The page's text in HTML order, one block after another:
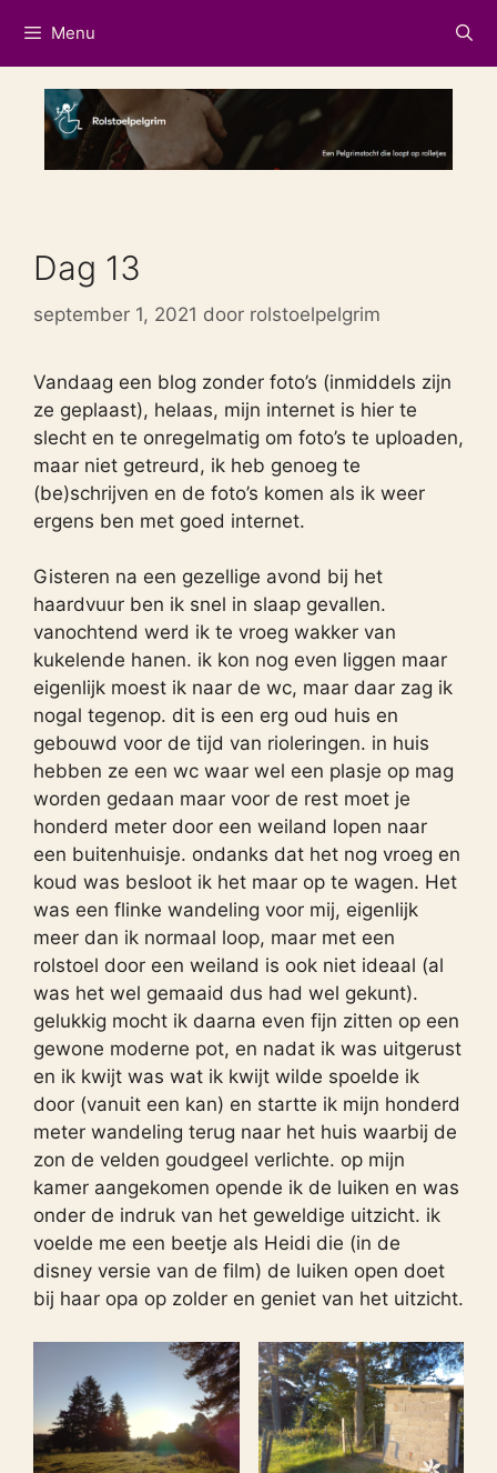
naar
de
inhoud
Menu
Dag 13
september 1, 2021 door rolstoelpelgrim
Vandaag een blog zonder foto’s (inmiddels zijn
ze geplaast), helaas, mijn internet is hier te
slecht en te onregelmatig om foto’s te uploaden,
maar niet getreurd, ik heb genoeg te
(be)schrijven en de foto’s komen als ik weer
ergens ben met goed internet.
Gisteren na een gezellige avond bij het
haardvuur ben ik snel in slaap gevallen.
vanochtend werd ik te vroeg wakker van
kukelende hanen. ik kon nog even liggen maar
eigenlijk moest ik naar de wc, maar daar zag ik
nogal tegenop. dit is een erg oud huis en
gebouwd voor de tijd van rioleringen. in huis
hebben ze een wc waar wel een plasje op mag
worden gedaan maar voor de rest moet je
honderd meter door een weiland lopen naar
een buitenhuisje. ondanks dat het nog vroeg en
koud was besloot ik het maar op te wagen. Het
was een flinke wandeling voor mij, eigenlijk
meer dan ik normaal loop, maar met een
rolstoel door een weiland is ook niet ideaal (al
was het wel gemaaid dus had wel gekunt).
gelukkig mocht ik daarna even fijn zitten op een
gewone moderne pot, en nadat ik was uitgerust
en ik kwijt was wat ik kwijt wilde spoelde ik
door (vanuit een kan) en startte ik mijn honderd
meter wandeling terug naar het huis waarbij de
zon de velden goudgeel verlichte. op mijn
kamer aangekomen opende ik de luiken en was
onder de indruk van het geweldige uitzicht. ik
voelde me een beetje als Heidi die (in de
disney versie van de film) de luiken open doet
bij haar opa op zolder en geniet van het uitzicht.